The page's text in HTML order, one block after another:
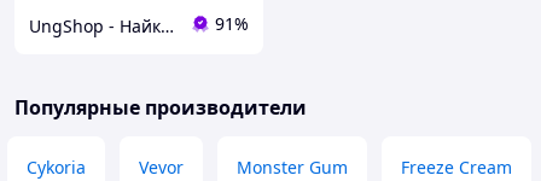
UngShop - Найкращі товари з Європи оптом та в роздріб 91%
Популярные производители
Cykoria Vevor Monster Gum Freeze Cream